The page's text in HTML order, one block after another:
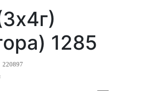
1285
220897